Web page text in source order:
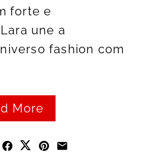
forte e
une a
fashion com
More